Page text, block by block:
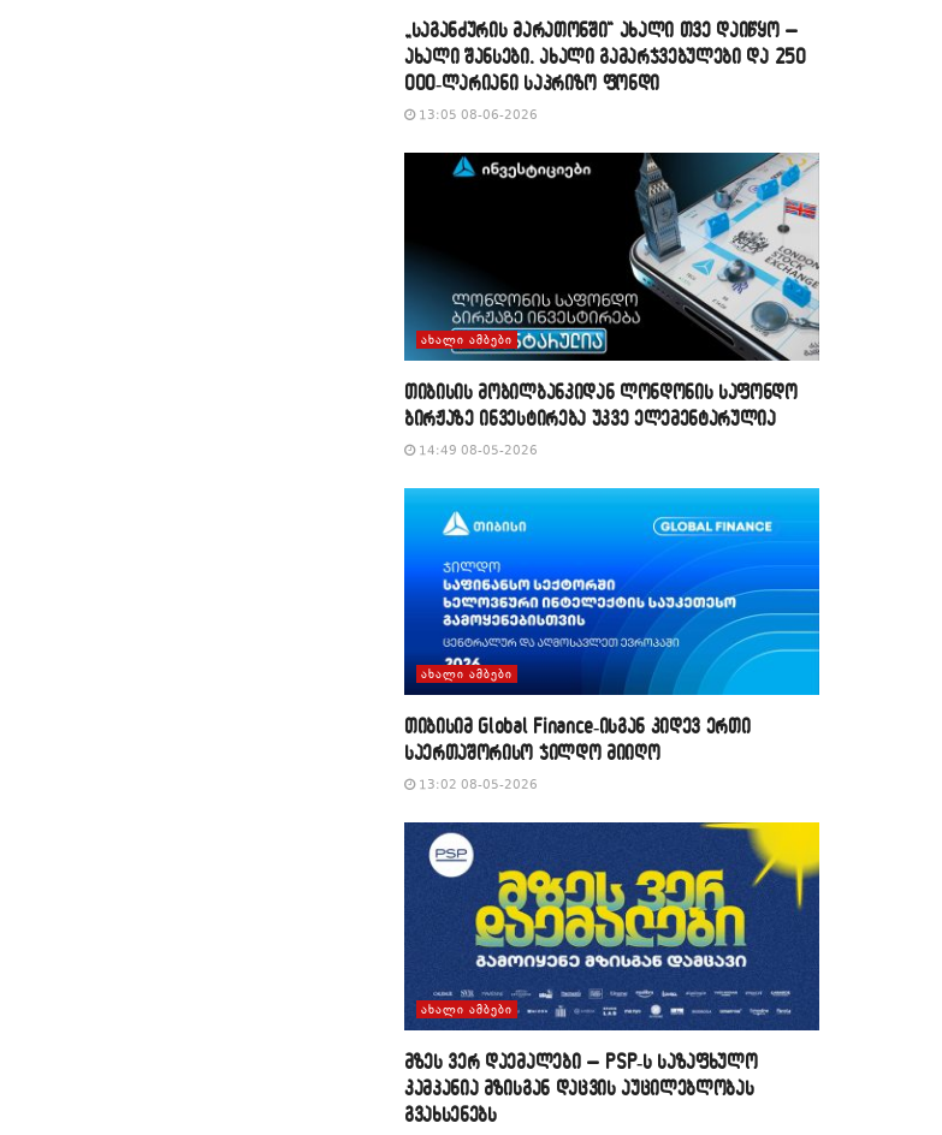
„საგანძურის მარათონში“ ახალი თვე დაიწყო –
ახალი შანსები, ახალი გამარჯვებულები და 250
000-ლარიანი საპრიზო ფონდი
13:05 08-06-2026
ᲐᲮᲐᲚᲘ ᲐᲛᲑᲔᲑᲘ
თიბისის მობილბანკიდან ლონდონის საფონდო
ბირჟაზე ინვესტირება უკვე ელემენტარულია
14:49 08-05-2026
ᲐᲮᲐᲚᲘ ᲐᲛᲑᲔᲑᲘ
თიბისიმ Global Finance-ისგან კიდევ ერთი
საერთაშორისო ჯილდო მიიღო
13:02 08-05-2026
ᲐᲮᲐᲚᲘ ᲐᲛᲑᲔᲑᲘ
მზეს ვერ დაემალები – PSP-ს საზაფხულო
კამპანია მზისგან დაცვის აუცილებლობას
გვახსენებს